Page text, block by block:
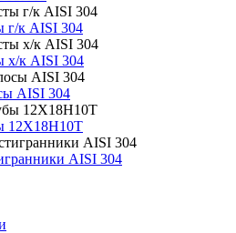
г/к AISI 304
х/к AISI 304
AISI 304
12Х18Н10Т
AISI 304